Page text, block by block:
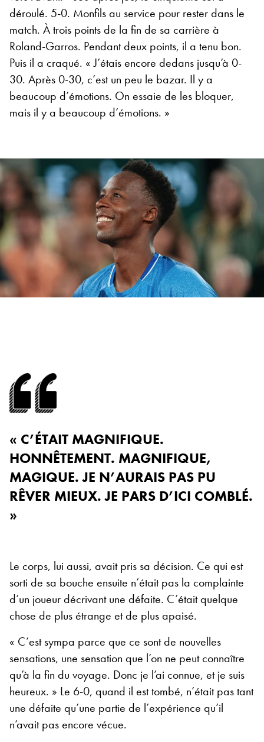
déroulé. 5-0. Monfils au service pour rester dans le
match. À trois points de la fin de sa carrière à
Roland-Garros. Pendant deux points, il a tenu bon.
Puis il a craqué. « J’étais encore dedans jusqu’à 0-
30. Après 0-30, c’est un peu le bazar. Il y a
beaucoup d’émotions. On essaie de les bloquer,
mais il y a beaucoup d’émotions. »
« C’ÉTAIT MAGNIFIQUE.
HONNÊTEMENT. MAGNIFIQUE,
MAGIQUE. JE N’AURAIS PAS PU
RÊVER MIEUX. JE PARS D’ICI COMBLÉ.
»
Le corps, lui aussi, avait pris sa décision. Ce qui est
sorti de sa bouche ensuite n’était pas la complainte
d’un joueur décrivant une défaite. C’était quelque
chose de plus étrange et de plus apaisé.
« C’est sympa parce que ce sont de nouvelles
sensations, une sensation que l’on ne peut connaître
qu’à la fin du voyage. Donc je l’ai connue, et je suis
heureux. » Le 6-0, quand il est tombé, n’était pas tant
une défaite qu’une partie de l’expérience qu’il
n’avait pas encore vécue.